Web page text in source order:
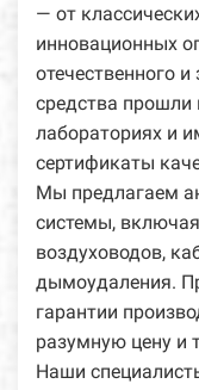
— от
инновационных
отечественного
средства прошли
лабораториях и
сертификаты
Мы предлагаем
системы,
воздуховодов,
дымоудаления.
гарантии
разумную цену и
Наши